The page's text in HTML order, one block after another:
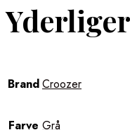
BrandCroozer
Farve Grå